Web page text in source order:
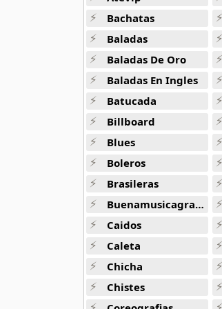
Arcangel
416 músicas online
Arcangel Y De La Ghetto
101 músicas online
Arthur
4 músicas online
Asesino
21 músicas online
93 músicas online
Ataque Rasta
Audio El Sonido Musikal
3 músicas online
Bachatas
Baladas
Baladas De Oro
Baladas En Ingles
Batucada
Billboard
Blues
Boleros
Brasileras
Buenamusicagratis
Caidos
Caleta
Chicha
Chistes